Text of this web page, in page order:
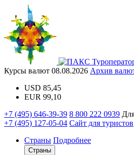
Курсы валют 08.08.2026 Архив
USD 85,45
EUR 99,10
+7 (495) 646-39-39 8 800 222 0939
+7 (495) 127-05-04 Сайт для туристов
Страны Подробнее
Страны